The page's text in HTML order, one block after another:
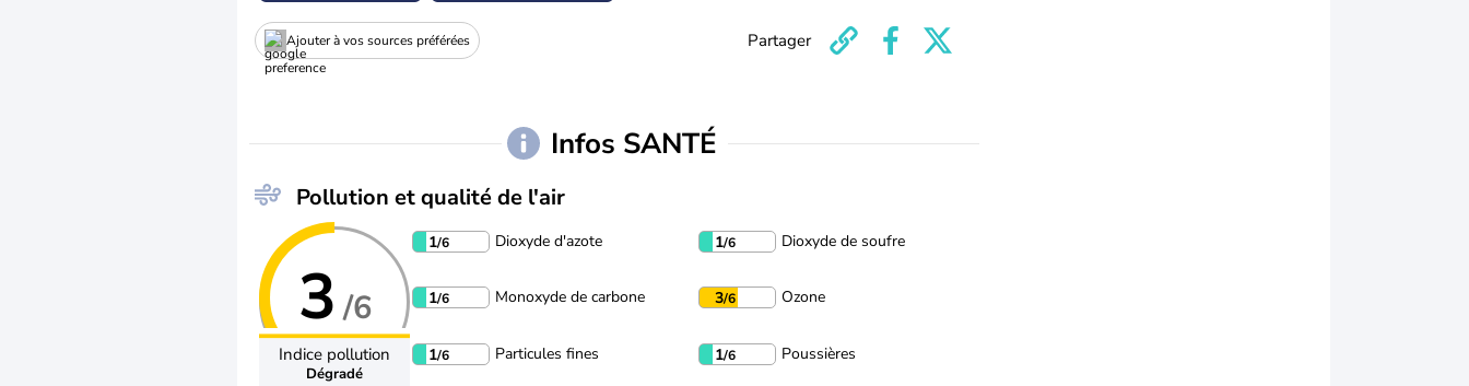
Ajouter à vos sources préférées Partager
Infos SANTÉ
Pollution et qualité de l'air
3 /6
Indice pollution
Dégradé
1/6 Dioxyde d'azote 1/6 Dioxyde de soufre
1/6 Monoxyde de carbone 3/6 Ozone
1/6 Particules fines 1/6 Poussières